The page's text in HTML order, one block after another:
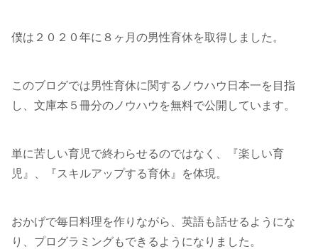
僕は２０２０年に８ヶ月の男性育休を取得しました。
このブログでは男性育休に関するノウハウ日本一を目指
し、文庫本５冊分のノウハウを無料で公開しています。
単に苦しい育児で終わらせるのではなく、『楽しい育
児』、『スキルアップする育休』を体現。
おかげで毎日料理を作りながら、英語も話せるようにな
り、プログラミングもできるようになりました。